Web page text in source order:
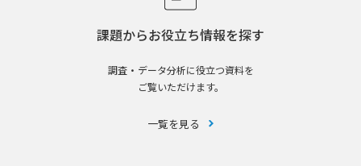
課題からお役立ち情報を探す
調査・データ分析に役立つ資料を
ご覧いただけます。
一覧を見る